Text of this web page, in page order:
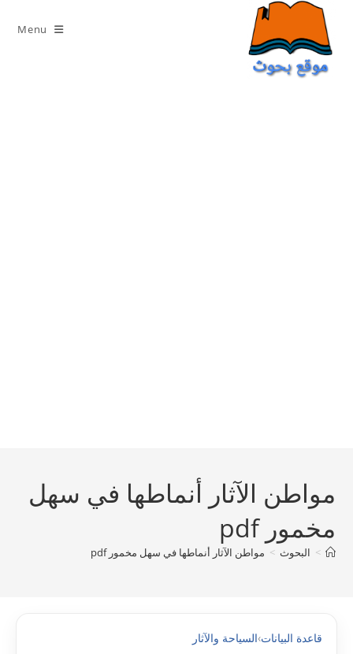
content
Menu
مواطن الآثار أنماطها في سهل
مخمور pdf
> البحوث > مواطن الآثار أنماطها في سهل مخمور pdf
قاعدة البيانات›السياحة والآثار